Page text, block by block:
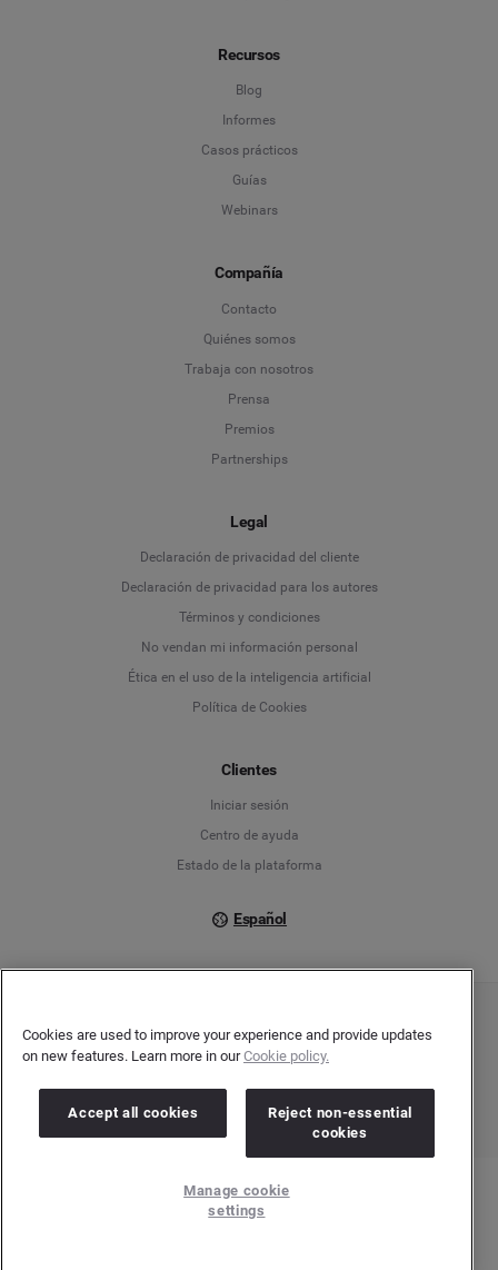
Recursos
Blog
Informes
Casos prácticos
Guías
Webinars
Compañía
Contacto
Quiénes somos
Trabaja con nosotros
Prensa
Premios
Partnerships
Legal
Declaración de privacidad del cliente
Declaración de privacidad para los autores
Términos y condiciones
No vendan mi información personal
Ética en el uso de la inteligencia artificial
Política de Cookies
Clientes
Iniciar sesión
Centro de ayuda
Estado de la plataforma
Español
Copyright © 2026 Brandwatch. Todos los derechos reservados. Cision Group Ltd, 7th
Floor, 5 Churchill Place, Canary Wharf, London, E14 5HU
Company number: 03898053 | VAT number: 754 750 710
Cookies are used to improve your experience and provide updates
on new features. Learn more in ourCookie policy.
Accept all cookies
Reject non-essential
cookies
Manage cookie
settings